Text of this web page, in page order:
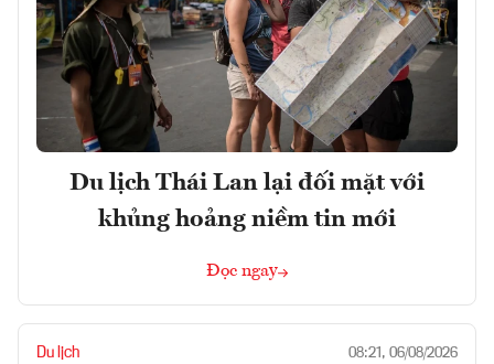
Du lịch Thái Lan lại đối mặt với
khủng hoảng niềm tin mới
Đọc ngay
Du lịch 08:21, 06/08/2026